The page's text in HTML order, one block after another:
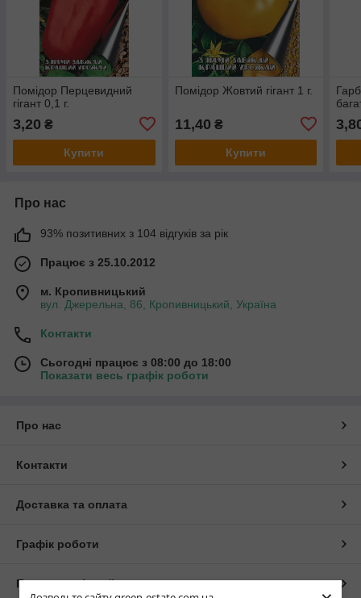
Помідор Перцевидний
гігант 0,1 г.
3,20 ₴
Купити
Помідор Жовтий гігант 1 г.
11,40 ₴
Купити
Про нас
93% позитивних з 104 відгуків за рік
Працює з 25.10.2012
м. Кропивницький
вул. Джерельна, 86, Кропивницький, Україна
Контакти
Сьогодні працює з 08:00 до 18:00
Показати весь графік роботи
Про нас
Контакти
Доставка та оплата
Графік роботи
Повна версія сайту